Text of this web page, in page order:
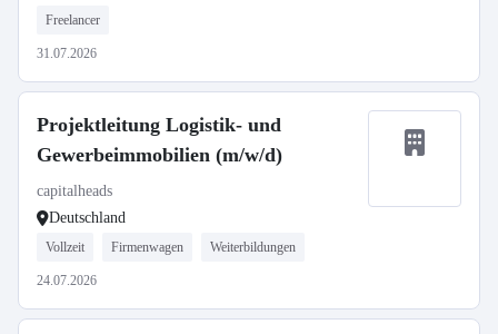
Freelancer
31.07.2026
Projektleitung Logistik- und
Gewerbeimmobilien (m/w/d)
capitalheads
Deutschland
Vollzeit Firmenwagen Weiterbildungen
24.07.2026